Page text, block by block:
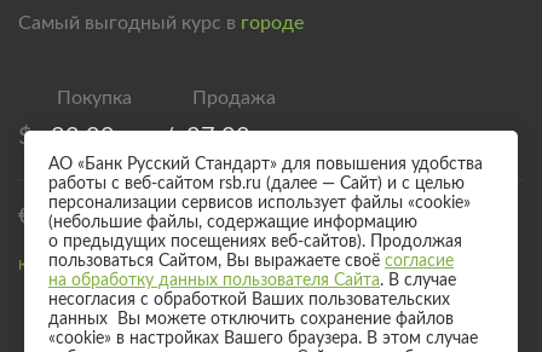
Самый выгодный курс в городе
$ 82,00 / 87,00
€ 94,00 / 99,00
Курс валют для безналичного обмена
АО «Банк Русский Стандарт» для повышения удобства
работы с веб-сайтом rsb.ru (далее — Сайт) и с целью
персонализации сервисов использует файлы «cookie»
(небольшие файлы, содержащие информацию
о предыдущих посещениях веб-сайтов). Продолжая
пользоваться Сайтом, Вы выражаете своё согласие
на обработку данных пользователя Сайта. В случае
несогласия с обработкой Ваших пользовательских
данных Вы можете отключить сохранение файлов
«cookie» в настройках Вашего браузера. В этом случае